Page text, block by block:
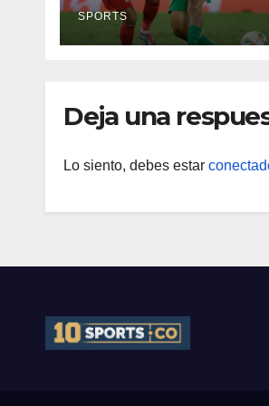
clásico por motivos
de seguridad
SPORTS
Deja una
Lo siento, debes estar